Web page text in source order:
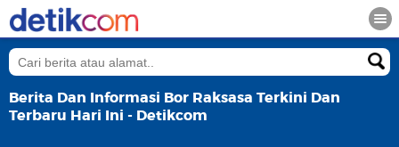
Berita Dan Informasi Bor Raksasa Terkini Dan
Terbaru Hari Ini - Detikcom